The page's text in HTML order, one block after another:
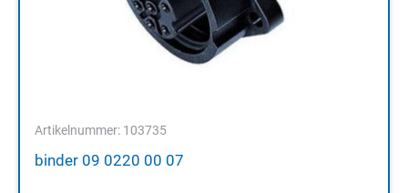
Artikelnummer: 103735
binder 09 0220 00 07